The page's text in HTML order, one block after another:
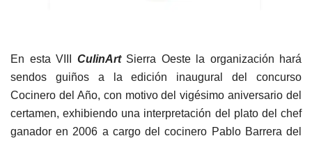
En esta VIII CulinArtSierra Oeste la organización hará
sendos guiños a la edición inaugural del concurso
Cocinero del Año, con motivo del vigésimo aniversario del
certamen, exhibiendo una interpretación del plato del chef
ganador en 2006 a cargo del cocinero Pablo Barrera del